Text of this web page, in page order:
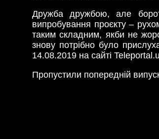
Дружба дружбою, але
випробування проєкту –
таким складним, якби не
знову потрібно було
14.08.2019 на сайті
Пропустили попередній